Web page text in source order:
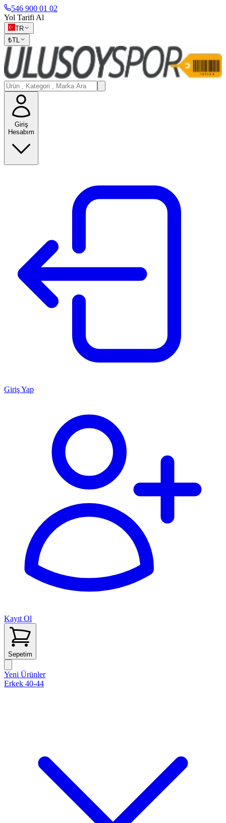
546 900 01 02
Yol Tarifi Al
TR
₺TL
Giriş
Hesabım
Giriş Yap
Kayıt Ol
Sepetim
Yeni Ürünler
Erkek 40-44